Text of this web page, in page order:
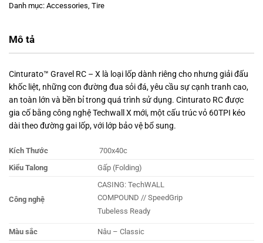
Danh mục: Accessories Tire
Mô tả
Cinturato™ Gravel RC – X là loại lốp dành riêng cho nhưng giải đấu
khốc liệt, những con đường đua sỏi đá, yêu cầu sự cạnh tranh cao,
an toàn lớn và bền bỉ trong quá trình sử dụng. Cinturato RC được
gia cố bằng công nghệ Techwall X mới, một cấu trúc vỏ 60TPI kéo
dài theo đường gai lốp, với lớp bảo vệ bổ sung.
Kích Thước
700x40c
Kiểu Talong
Gấp (Folding)
Công nghệ
CASING: TechWALL
COMPOUND // SpeedGrip
Tubeless Ready
Màu sắc
Nâu – Classic